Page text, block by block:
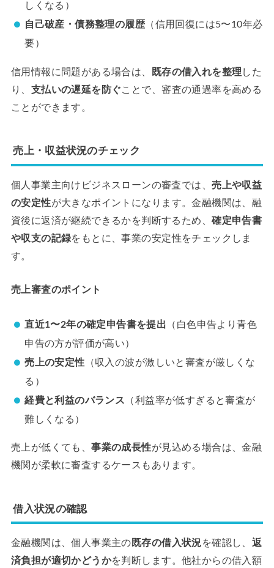
しくなる）
自己破産・債務整理の履歴 （信用回復には5〜10年必
要）
信用情報に問題がある場合は、 既存の借入れを整理 した
り、 支払いの遅延を防ぐことで、審査の通過率を高める
ことができます。
売上・収益状況のチェック
個人事業主向けビジネスローンの審査では、売上や収益
の安定性が大きなポイントになります。金融機関は、融
資後に返済が継続できるかを判断するため、確定申告書
や収支の記録をもとに、事業の安定性をチェックしま
す。
売上審査のポイント
直近1〜2年の確定申告書を提出 （白色申告より青色
申告の方が評価が高い）
売上の安定性 （収入の波が激しいと審査が厳しくな
る）
経費と利益のバランス （利益率が低すぎると審査が
難しくなる）
売上が低くても、事業の成長性が見込める場合は、金融
機関が柔軟に審査するケースもあります。
借入状況の確認
金融機関は、個人事業主の 既存の借入状況を確認し、 返
済負担が適切かどうかを判断します。他社からの借入額